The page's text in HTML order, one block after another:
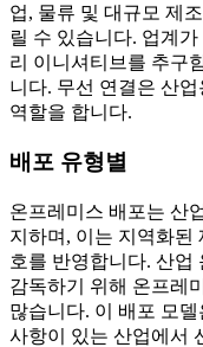
업, 물류 및 대규모 제
릴 수 있습니다. 업계
리 이니셔티브를 추구
니다. 무선 연결은 산
역할을 합니다.
배포 유형별
온프레미스 배포는 산
지하며, 이는 지역화된
호를 반영합니다. 산업
감독하기 위해 온프레
많습니다. 이 배포 모
사항이 있는 산업에서